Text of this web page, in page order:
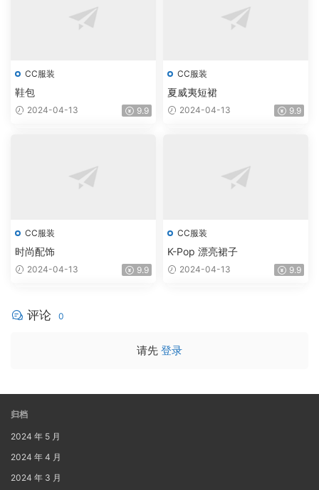
CC服装
鞋包
2024-04-13 9.9
CC服装
夏威夷短裙
2024-04-13 9.9
CC服装
时尚配饰
2024-04-13 9.9
CC服装
K-Pop 漂亮裙子
2024-04-13 9.9
评论 0
请先 登录
归档
2024 年 5 月
2024 年 4 月
2024 年 3 月